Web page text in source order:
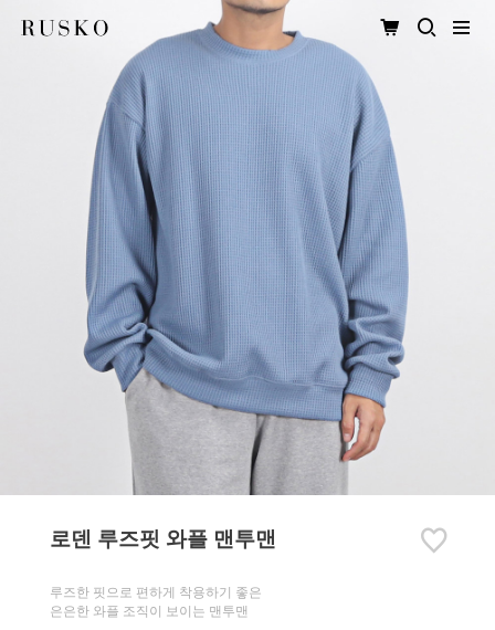
로덴 루즈핏 와플 맨투맨
루즈한 핏으로 편하게 착용하기 좋은
은은한 와플 조직이 보이는 맨투맨